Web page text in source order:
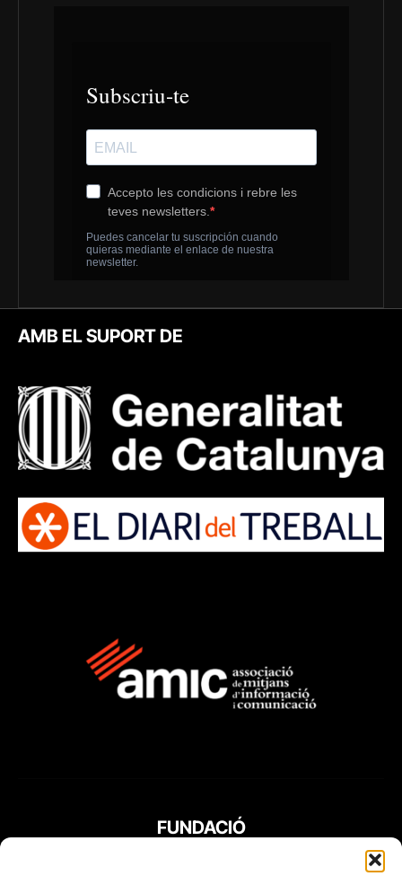
AMB EL SUPORT DE
FUNDACIÓ